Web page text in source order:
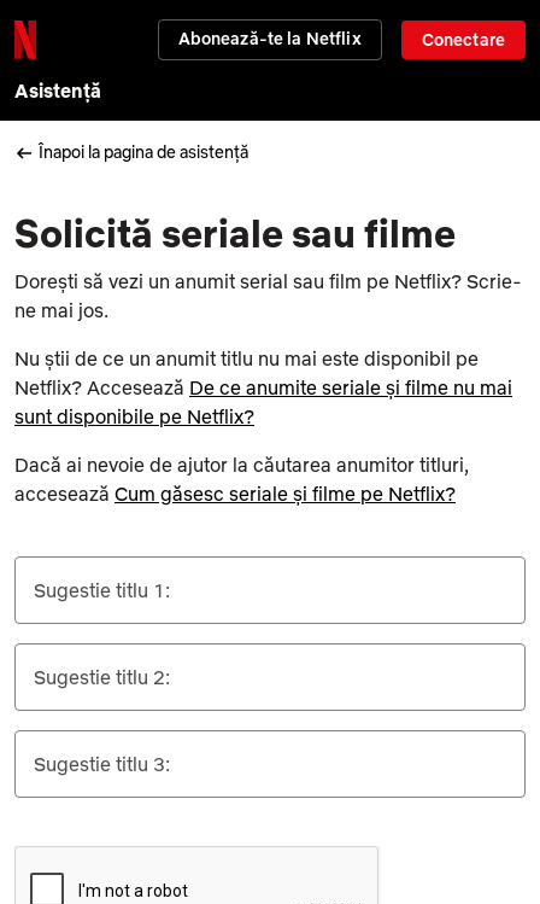
Abonează-te la Netflix Conectare
Asistență
Înapoi la pagina de asistență
Solicită seriale sau filme
Dorești să vezi un anumit serial sau film pe Netflix? Scrie-
ne mai jos.
Nu știi de ce un anumit titlu nu mai este disponibil pe
Netflix? Accesează De ce anumite seriale și filme nu mai
sunt disponibile pe Netflix?
Dacă ai nevoie de ajutor la căutarea anumitor titluri,
accesează Cum găsesc seriale și filme pe Netflix?
Sugestie titlu 1:
Sugestie titlu 2:
Sugestie titlu 3: